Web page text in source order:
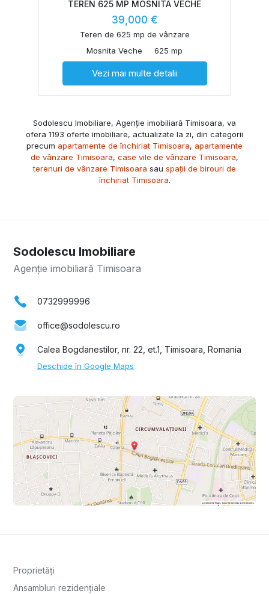
TEREN 625 MP MOSNITA VECHE
39,000 €
Teren de 625 mp de vânzare
Mosnita Veche
625 mp
Vezi mai multe detalii
Sodolescu Imobiliare, Agenție imobiliară Timisoara, va
ofera 1193 oferte imobiliare, actualizate la zi, din categorii
precum apartamente de închiriat Timisoara, apartamente
de vânzare Timisoara, case vile de vânzare Timisoara,
terenuri de vânzare Timisoara sau spații de birouri de
închiriat Timisoara.
Sodolescu Imobiliare
Agenție imobiliară Timisoara
0732999996
office@sodolescu.ro
Calea Bogdanestilor, nr. 22, et.1, Timisoara, Romania
Deschide în Google Maps
Proprietăți
Ansambluri rezidențiale